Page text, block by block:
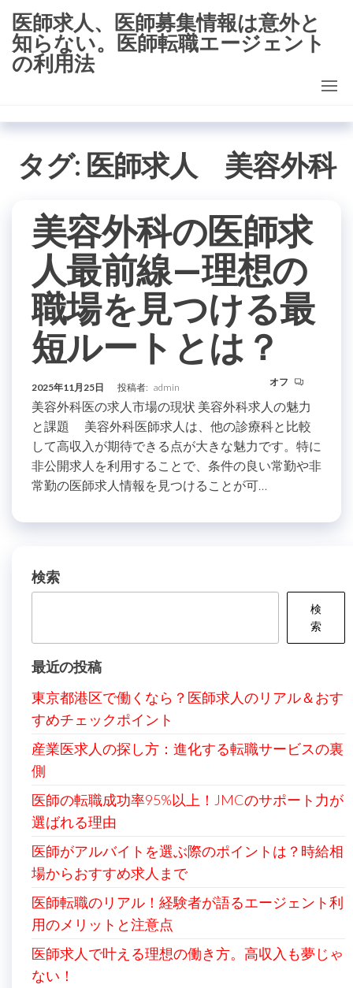
コ
ン
テ
に
医師求人、医師募集情報は意外と
知らない。医師転職エージェント
の利用法
タグ: 医師求人 美容外科
美容外科の医師求
人最前線—理想の
職場を見つける最
短ルートとは？
2025年11月25日 投稿者: admin オフ
美容外科医の求人市場の現状 美容外科求人の魅力
と課題 美容外科医師求人は、他の診療科と比較
して高収入が期待できる点が大きな魅力です。特に
非公開求人を利用することで、条件の良い常勤や非
常勤の医師求人情報を見つけることが可…
検索
検
索
最近の投稿
東京都港区で働くなら？医師求人のリアル＆おす
すめチェックポイント
産業医求人の探し方：進化する転職サービスの裏
側
医師の転職成功率95%以上！JMCのサポート力が
選ばれる理由
医師がアルバイトを選ぶ際のポイントは？時給相
場からおすすめ求人まで
医師転職のリアル！経験者が語るエージェント利
用のメリットと注意点
医師求人で叶える理想の働き方。高収入も夢じゃ
ない！